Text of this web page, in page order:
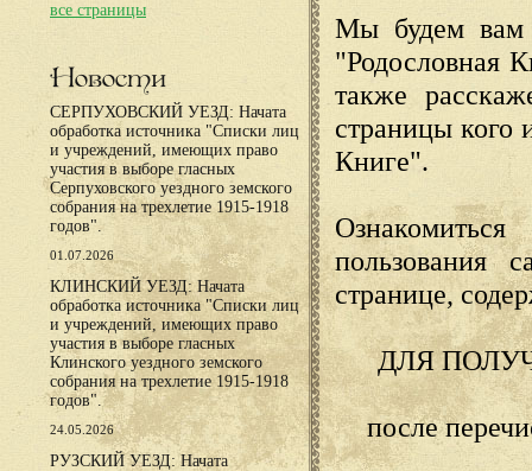
все страницы
Новости
СЕРПУХОВСКИЙ УЕЗД: Начата
обработка источника "Списки лиц
и учреждений, имеющих право
участия в выборе гласных
Серпуховского уездного земского
собрания на трехлетие 1915-1918
годов".
01.07.2026
КЛИНСКИЙ УЕЗД: Начата
обработка источника "Списки лиц
и учреждений, имеющих право
участия в выборе гласных
Клинского уездного земского
собрания на трехлетие 1915-1918
годов".
24.05.2026
РУЗСКИЙ УЕЗД: Начата
Мы будем вам
"Родословная
также
страницы кого
Книге".
пользования
странице,
ДЛЯ
после